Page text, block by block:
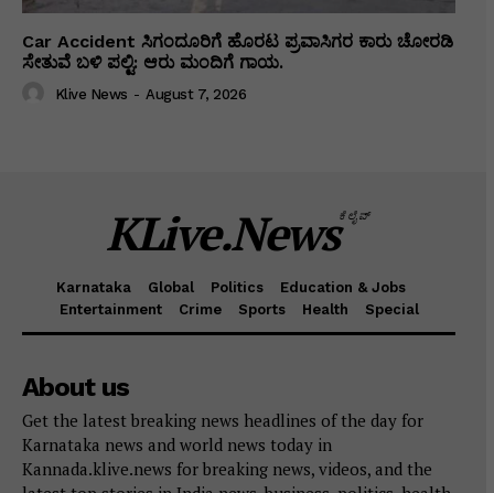
Car Accident ಸಿಗಂದೂರಿಗೆ ಹೊರಟ ಪ್ರವಾಸಿಗರ ಕಾರು ಚೋರಡಿ
ಸೇತುವೆ ಬಳಿ ಪಲ್ಟಿ: ಆರು ಮಂದಿಗೆ ಗಾಯ.
Klive News - August 7, 2026
KLive.Newsಕೆಲೈವ್
Karnataka Global Politics
Education & Jobs
Entertainment
Crime Sports Health Special
About us
Get the latest breaking news headlines of the day for
Karnataka news and world news today in
Kannada.klive.news for breaking news, videos, and the